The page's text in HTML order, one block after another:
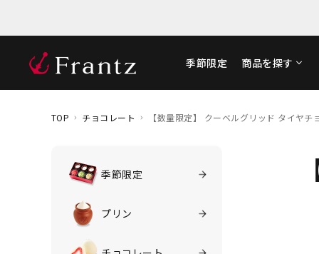
季節限定 商品を探す
TOP チョコレート 【数量限定】 クーベルグリッド タイヤチ
季節限定
プリン